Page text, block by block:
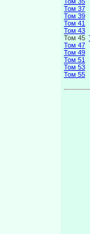
Том 37
Том 39
Том 41
Том 43
Том 45
Том 47
Том 49
Том 51
Том 53
Том 55